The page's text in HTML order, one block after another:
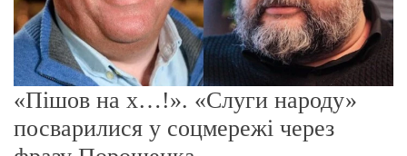
«Пішов на х…!». «Слуги народу»
посварилися у соцмережі через